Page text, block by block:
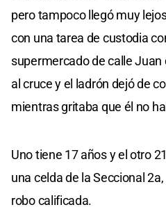
pero tampoco llegó muy
con una tarea de custodia
supermercado de calle Juan
al cruce y el ladrón dejó de
mientras gritaba que él no
Uno tiene 17 años y el otro
una celda de la Seccional
robo calificada.